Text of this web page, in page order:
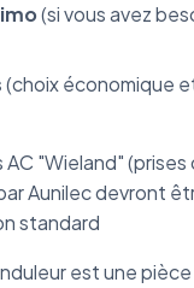
(si vous avez
(choix économique
"Wieland" (prises
Aunilec devront
standard
est une